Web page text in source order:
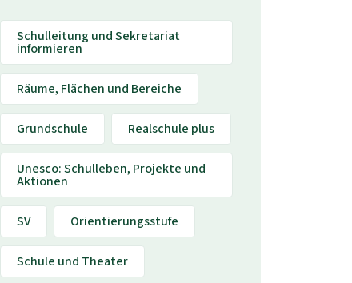
Schulleitung und Sekretariat
informieren
Räume, Flächen und Bereiche
Grundschule Realschule plus
Unesco: Schulleben, Projekte und
Aktionen
SV Orientierungsstufe
Schule und Theater